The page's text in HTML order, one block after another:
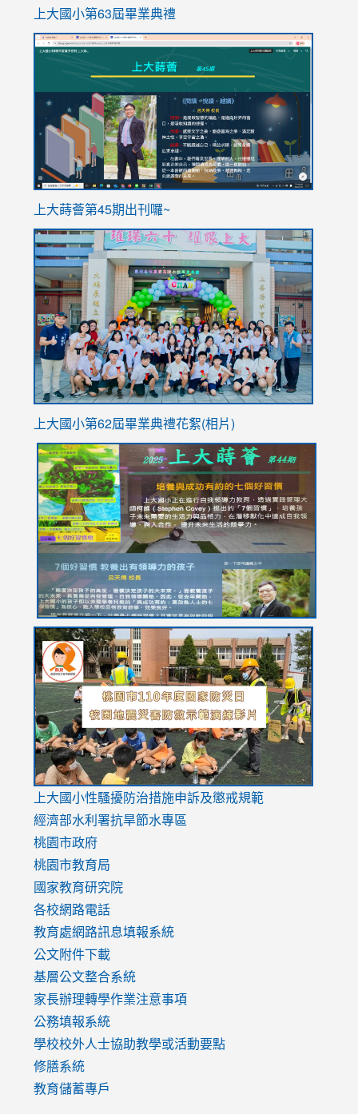
上大國小第63屆畢業典禮
link
ink
https://sites.google.com/stes.tyc.edu.tw/
上大蒔薈第45期出刊囉~
上大國小第62屆畢業典禮花絮(相片)
link
to
https://drive.google.com/file/d/1I-
YfDQppRvyMk686kIw6SBbssEIZ6WnT/view?
usp=sharing
link
to
https://sites.google.com/stes.tyc.edu.tw/
link
to
https://drive.google.com/file/d/
usp=sharing
link
to
https://www.youtube.com/watch?
v=mfpNykQ0g4M
上大國小性騷擾防治措施申訴及懲戒規範
經濟部水利署抗旱節水專區
桃園市政府
桃園市教育局
國家教育研究院
各校網路電話
教育處網路訊息填報系統
公文附件下載
基層公文整合系統
家長辦理轉學作業注意事項
公務填報系統
學校校外人士協助教學或活動要點
修膳系統
教育儲蓄專戶